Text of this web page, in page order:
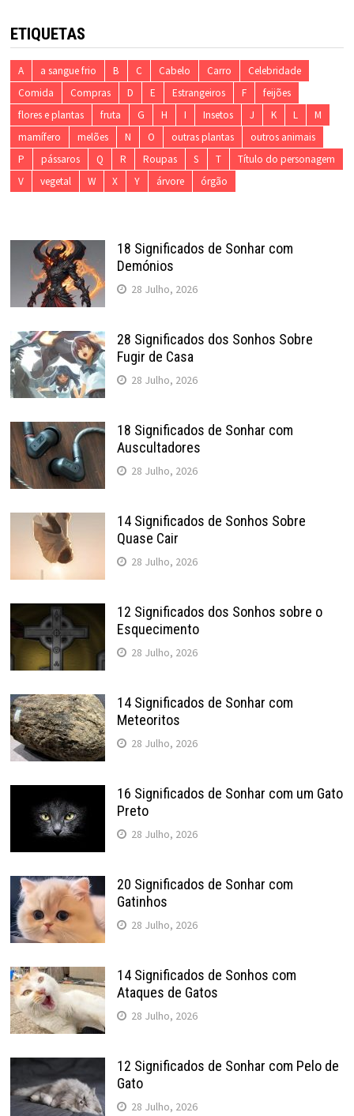
ETIQUETAS
A a sangue frio B C Cabelo Carro
Celebridade
Comida
Compras D E Estrangeiros F
feijões
flores e plantas
fruta G H I Insetos J K L
M
mamífero
melões N O outras plantas
outros animais
P
pássaros Q R Roupas S T
Título do personagem
V
vegetal W X Y árvore órgão
18 Significados de Sonhar com
Demónios
28 Julho, 2026
28 Significados dos Sonhos Sobre
Fugir de Casa
28 Julho, 2026
18 Significados de Sonhar com
Auscultadores
28 Julho, 2026
14 Significados de Sonhos Sobre
Quase Cair
28 Julho, 2026
12 Significados dos Sonhos sobre o
Esquecimento
28 Julho, 2026
14 Significados de Sonhar com
Meteoritos
28 Julho, 2026
16 Significados de Sonhar com um Gato
Preto
28 Julho, 2026
20 Significados de Sonhar com
Gatinhos
28 Julho, 2026
14 Significados de Sonhos com
Ataques de Gatos
28 Julho, 2026
12 Significados de Sonhar com Pelo de
Gato
28 Julho, 2026